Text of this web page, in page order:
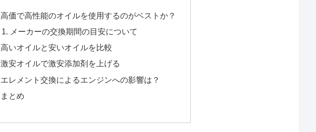
高価で高性能のオイルを使用するのがベストか？
メーカーの交換期間の目安について
高いオイルと安いオイルを比較
激安オイルで激安添加剤を上げる
エレメント交換によるエンジンへの影響は？
まとめ